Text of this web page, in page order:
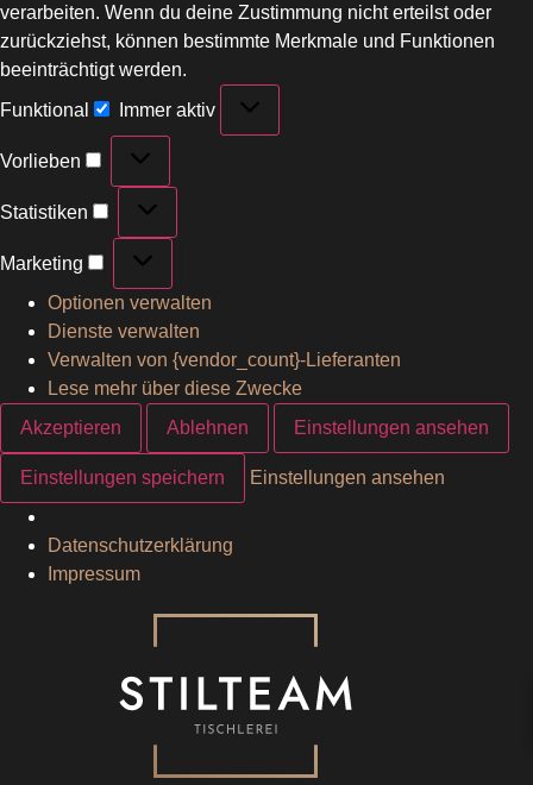
verarbeiten. Wenn du deine Zustimmung nicht erteilst oder
zurückziehst, können bestimmte Merkmale und Funktionen
beeinträchtigt werden.
Funktional
Immer aktiv
Vorlieben
Statistiken
Marketing
Optionen verwalten
Dienste verwalten
Verwalten von {vendor_count}-Lieferanten
Lese mehr über diese Zwecke
Akzeptieren
Ablehnen Einstellungen ansehen
Einstellungen speichern Einstellungen ansehen
Datenschutzerklärung
Impressum